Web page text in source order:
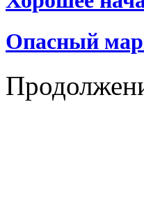
Опасный